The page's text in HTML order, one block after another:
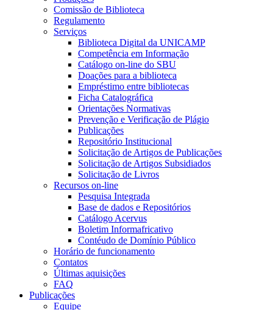
Comissão de Biblioteca
Regulamento
Serviços
Biblioteca Digital da UNICAMP
Competência em Informação
Catálogo on-line do SBU
Doações para a biblioteca
Empréstimo entre bibliotecas
Ficha Catalográfica
Orientações Normativas
Prevenção e Verificação de Plágio
Publicações
Repositório Institucional
Solicitação de Artigos de Publicações
Solicitação de Artigos Subsidiados
Solicitação de Livros
Recursos on-line
Pesquisa Integrada
Base de dados e Repositórios
Catálogo Acervus
Boletim Informafricativo
Contéudo de Domínio Público
Horário de funcionamento
Contatos
Últimas aquisições
FAQ
Publicações
Equipe